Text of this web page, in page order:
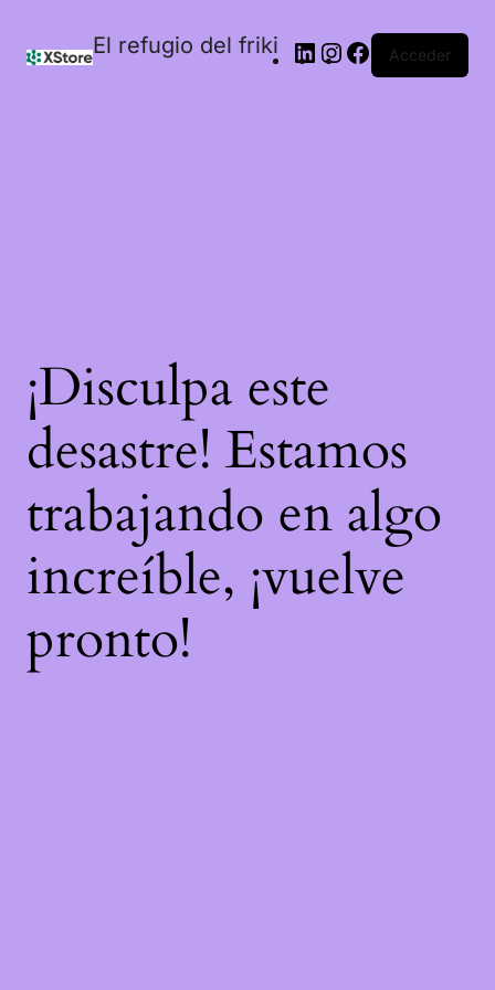
El refugio del friki Acceder
¡Disculpa este
desastre! Estamos
trabajando en algo
increíble, ¡vuelve
pronto!